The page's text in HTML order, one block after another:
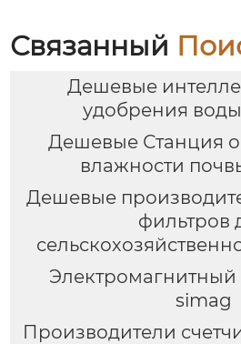
Связанный
Дешевые
удобрения
Дешевые Станция
влажности
Дешевые
фильтров
simag
Производители